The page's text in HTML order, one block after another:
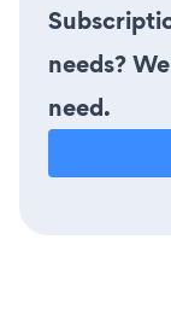
needs?
need.